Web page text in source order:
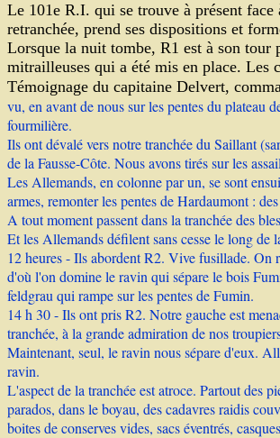
Le 101e R.I. qui se trouve à présent
retranchée, prend ses dispositions et
Lorsque la nuit tombe, R1 est à son tour
mitrailleuses qui a été mis en place. Les
Témoignage du capitaine Delvert,
vu, en avant de nous sur les pentes du plateau
fourmilière.
Ils ont dévalé vers notre tranchée du Saillant
de la Fausse-Côte. Nous avons tirés sur les
Les Allemands, en colonne par un, se sont
armes, remonter les pentes de Hardaumont :
A tout moment passent dans la tranchée des
Et les Allemands défilent sans cesse le long de
12 heures - Ils abordent R2. Vive fusillade. On
d'où l'on domine le ravin qui sépare le bois
feldgrau qui rampe sur les pentes de Fumin.
14 h 30 - Ils ont pris R2. Notre gauche est
tranchée, à la grande admiration de nos
Maintenant, seul, le ravin nous sépare d'eux.
ravin.
L'aspect de la tranchée est atroce. Partout des
parados, dans le boyau, des cadavres raidis
boites de conserves vides, sacs éventrés,